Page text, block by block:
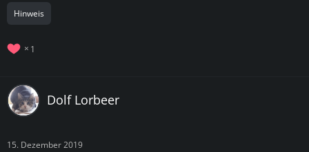
Hinweis
1
Dolf Lorbeer
15. Dezember 2019